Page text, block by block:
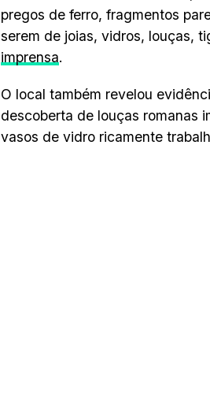
pregos de ferro, fragmentos
serem de joias, vidros, louças,
imprensa.
O local também revelou
descoberta de louças romanas
vasos de vidro ricamente